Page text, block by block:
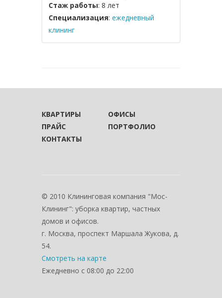
Стаж работы: 8 лет
Специализация: ежедневный
клининг
КВАРТИРЫ
ОФИСЫ
ПРАЙС
ПОРТФОЛИО
КОНТАКТЫ
© 2010 Клининговая компания "Мос-
Клининг": уборка квартир, частных
домов и офисов.
г. Москва, проспект Маршала Жукова, д.
54.
Смотреть на карте
Ежедневно с 08:00 до 22:00